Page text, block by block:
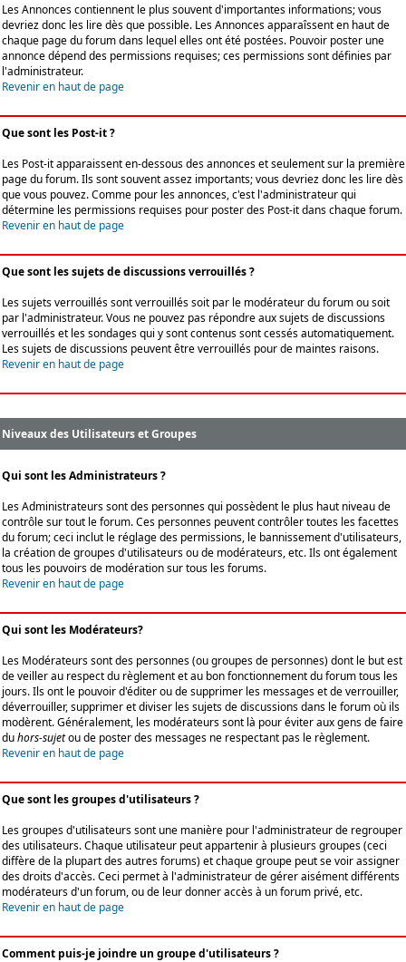
Les Annonces contiennent le plus souvent d'importantes informations; vous
devriez donc les lire dès que possible. Les Annonces apparaîssent en haut de
chaque page du forum dans lequel elles ont été postées. Pouvoir poster une
annonce dépend des permissions requises; ces permissions sont définies par
l'administrateur.
Revenir en haut de page
Que sont les Post-it ?
Les Post-it apparaissent en-dessous des annonces et seulement sur la première
page du forum. Ils sont souvent assez importants; vous devriez donc les lire dès
que vous pouvez. Comme pour les annonces, c'est l'administrateur qui
détermine les permissions requises pour poster des Post-it dans chaque forum.
Revenir en haut de page
Que sont les sujets de discussions verrouillés ?
Les sujets verrouillés sont verrouillés soit par le modérateur du forum ou soit
par l'administrateur. Vous ne pouvez pas répondre aux sujets de discussions
verrouillés et les sondages qui y sont contenus sont cessés automatiquement.
Les sujets de discussions peuvent être verrouillés pour de maintes raisons.
Revenir en haut de page
Niveaux des Utilisateurs et Groupes
Qui sont les Administrateurs ?
Les Administrateurs sont des personnes qui possèdent le plus haut niveau de
contrôle sur tout le forum. Ces personnes peuvent contrôler toutes les facettes
du forum; ceci inclut le réglage des permissions, le bannissement d'utilisateurs,
la création de groupes d'utilisateurs ou de modérateurs, etc. Ils ont également
tous les pouvoirs de modération sur tous les forums.
Revenir en haut de page
Qui sont les Modérateurs?
Les Modérateurs sont des personnes (ou groupes de personnes) dont le but est
de veiller au respect du règlement et au bon fonctionnement du forum tous les
jours. Ils ont le pouvoir d'éditer ou de supprimer les messages et de verrouiller,
déverrouiller, supprimer et diviser les sujets de discussions dans le forum où ils
modèrent. Généralement, les modérateurs sont là pour éviter aux gens de faire
duhors-sujetou de poster des messages ne respectant pas le règlement.
Revenir en haut de page
Que sont les groupes d'utilisateurs ?
Les groupes d'utilisateurs sont une manière pour l'administrateur de regrouper
des utilisateurs. Chaque utilisateur peut appartenir à plusieurs groupes (ceci
diffère de la plupart des autres forums) et chaque groupe peut se voir assigner
des droits d'accès. Ceci permet à l'administrateur de gérer aisément différents
modérateurs d'un forum, ou de leur donner accès à un forum privé, etc.
Revenir en haut de page
Comment puis-je joindre un groupe d'utilisateurs ?